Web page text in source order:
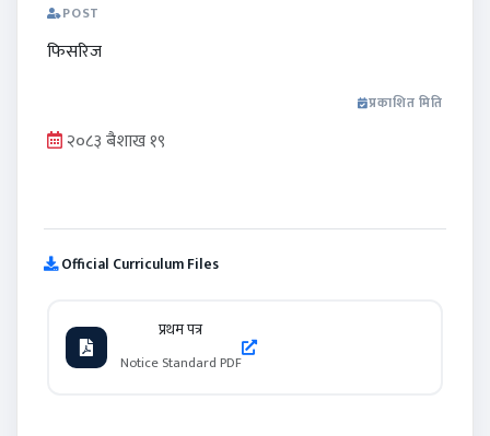
POST
फिसरिज
प्रकाशित मिति
२०८३ बैशाख १९
Official Curriculum Files
प्रथम पत्र
Notice Standard PDF